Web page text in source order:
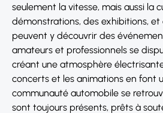
seulement la vitesse, mais aussi la
démonstrations, des exhibitions, et
peuvent y découvrir des
amateurs et professionnels se
créant une atmosphère
concerts et les animations en font
communauté automobile se
sont toujours présents, prêts à